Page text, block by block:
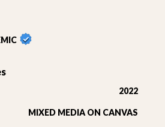
2022
MIXED MEDIA ON CANVAS